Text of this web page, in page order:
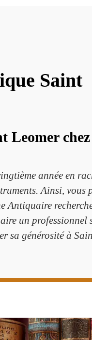
Saint
Leomer
année en
Ainsi, vous
Antiquaire
un
sa générosité à